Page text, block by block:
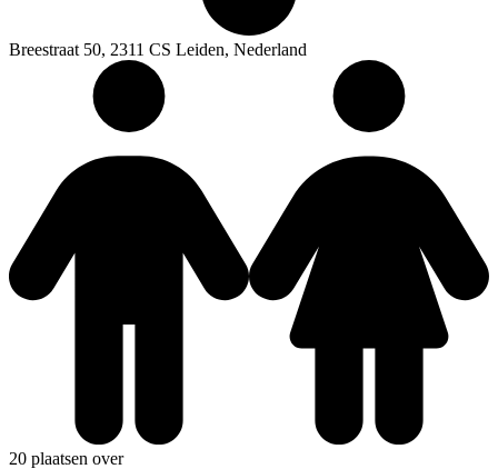
Breestraat 50, 2311 CS Leiden, Nederland
20 plaatsen over